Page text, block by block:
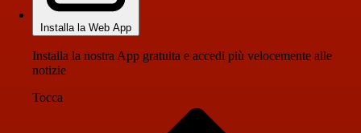
Installa la Web App
Installa la nostra App gratuita e accedi più velocemente alle
notizie
Tocca